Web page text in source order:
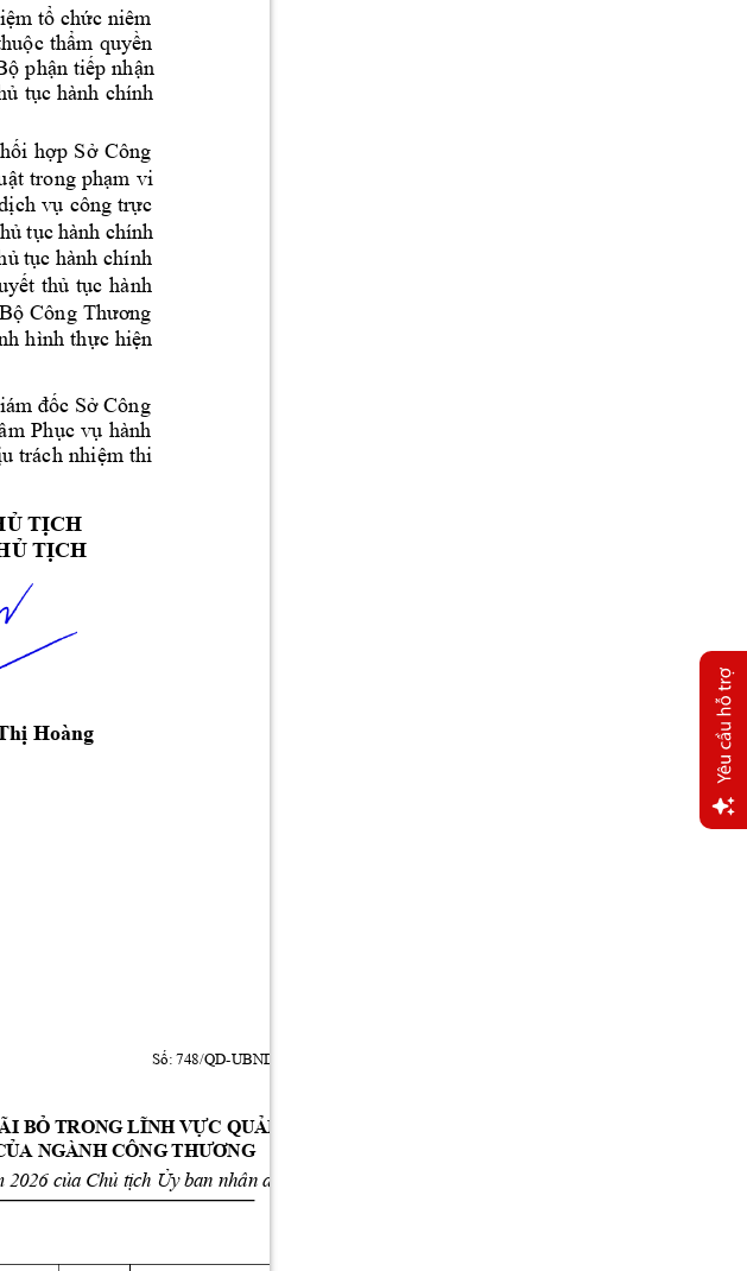
ệm tổ chức niêm
ộc thẩm quyền
ộ phận tiếp nhận
ủ tục hành chính
hối hợp Sở Công
ật trong phạm vi
ịch vụ công trực
ủ tục hành chính
ủ tục hành chính
ết thủ tục hành
Bộ Công Thương
hình thực hiện
iám đốc Sở Công
Phục vụ hành
u trách nhiệm thi
TỊCH
TỊCH
Hoàng
BỎ TRONG LĨNH VỰC QUẢN LÝ BÁN HÀNG ĐA CẤ
ỦA NGÀNH CÔNG THƯƠNG
2026 của Chủ tịch Ủy ban nhân d
Số: 748/QD-UBND; 11/06/2026; 14:43:49;